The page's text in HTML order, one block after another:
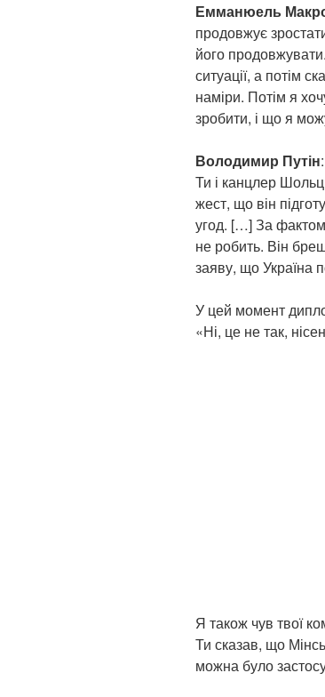
Емманюель
продовжує
його
ситуації, а потім
наміри. Потім я
зробити, і що я
Володимир Путін
Ти і канцлер
жест, що він
угод. […] За
не робить. Він
заяву, що Україна
У цей момент
«Ні, це не так,
Я також чув твої
Ти сказав, що
можна було